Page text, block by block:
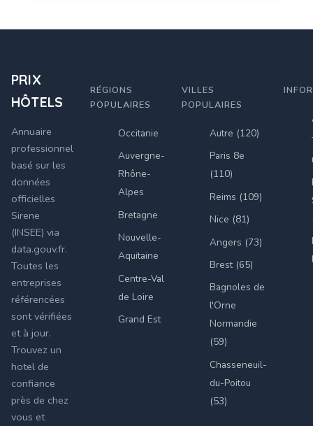
PRIX
HÔTELS
Annuaire
professionnel
basé sur les
données
officielles
Sirene
(INSEE) via
data.gouv.fr.
Toutes les
entreprises
référencées
sont vérifiées
et à jour.
Trouvez un
hotel de
confiance
près de chez
vous et
RÉGIONS
POPULAIRES
Occitanie
Auvergne-
Rhône-
Alpes
Bretagne
Nouvelle-
Aquitaine
Centre-Val
de Loire
Grand Est
VILLES
POPULAIRES
Autre (120)
Paris 8e
(110)
Reims (109)
Nice (81)
Angers (73)
Brest (65)
Bagnoles de
l'Orne
Normandie
(59)
Chasseneuil-
du-Poitou
(53)